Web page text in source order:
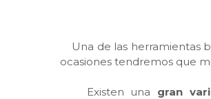
Una de las herramientas
ocasiones tendremos que
Existen una gran